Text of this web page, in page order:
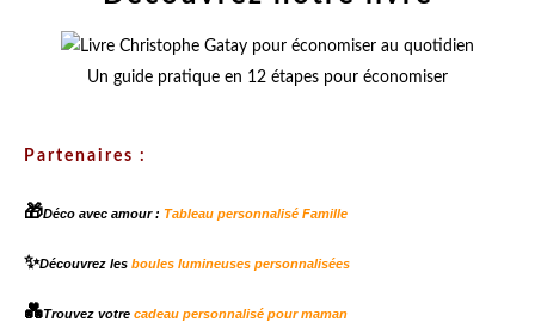
Un guide pratique en 12 étapes pour économiser
Partenaires :
🎁Déco avec amour : Tableau personnalisé Famille
✨Découvrez les boules lumineuses personnalisées
💑Trouvez votre cadeau personnalisé pour maman